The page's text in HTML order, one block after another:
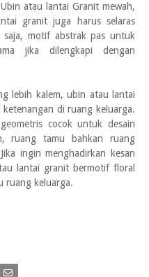
atau lantai Granit mewah,
granit juga harus selaras
saja, motif abstrak pas untuk
jika dilengkapi dengan
lebih kalem, ubin atau lantai
di ruang keluarga.
cocok untuk desain
ruang tamu bahkan ruang
ingin menghadirkan kesan
lantai granit bermotif floral
ruang keluarga.